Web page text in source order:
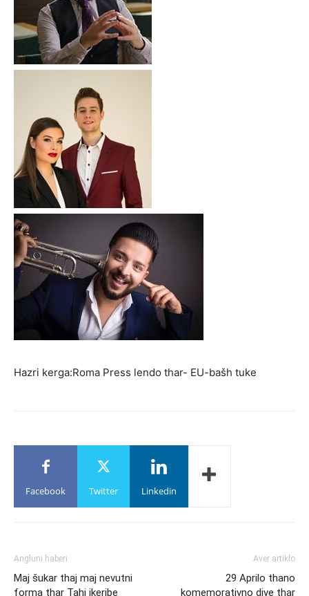
Hazri kerga:Roma Press lendo thar- EU-bašh tuke
Facebook Twitter Linkedin
Angluni haberi
Maj šukar thaj maj nevutni
forma thar Tahi ikeribe
Aver artiklo
29 Aprilo thano
komemorativno dive thar